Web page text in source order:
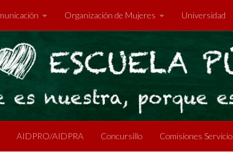
Organización de Mujeres Universidad
AIDPRO/AIDPRA Concursillo Comisiones Servicio